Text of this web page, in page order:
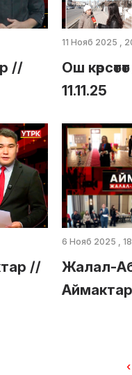
//
11 Нояб 2025 ,
Ош
11.11.25
//
6 Нояб 2025 ,
Жалал-
‹